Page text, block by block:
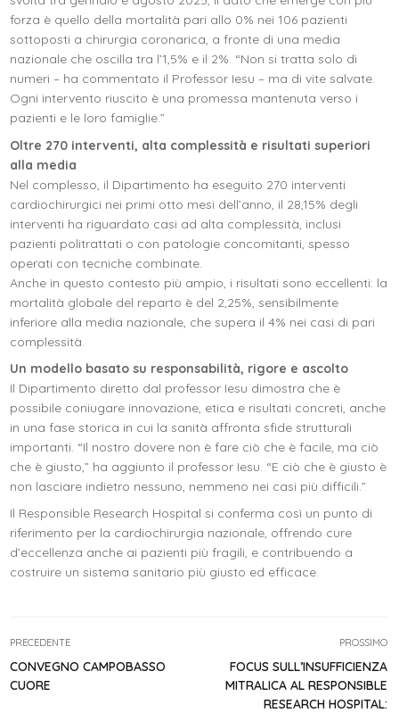
forza è quello della mortalità pari allo 0% nei 106 pazienti
sottoposti a chirurgia coronarica, a fronte di una media
nazionale che oscilla tra l’1,5% e il 2%. “Non si tratta solo di
numeri – ha commentato il Professor Iesu – ma di vite salvate.
Ogni intervento riuscito è una promessa mantenuta verso i
pazienti e le loro famiglie.”
Oltre 270 interventi, alta complessità e risultati superiori
alla media
Nel complesso, il Dipartimento ha eseguito 270 interventi
cardiochirurgici nei primi otto mesi dell’anno, il 28,15% degli
interventi ha riguardato casi ad alta complessità, inclusi
pazienti politrattati o con patologie concomitanti, spesso
operati con tecniche combinate.
Anche in questo contesto più ampio, i risultati sono eccellenti: la
mortalità globale del reparto è del 2,25%, sensibilmente
inferiore alla media nazionale, che supera il 4% nei casi di pari
complessità.
Un modello basato su responsabilità, rigore e ascolto
Il Dipartimento diretto dal professor Iesu dimostra che è
possibile coniugare innovazione, etica e risultati concreti, anche
in una fase storica in cui la sanità affronta sfide strutturali
importanti. “Il nostro dovere non è fare ciò che è facile, ma ciò
che è giusto,” ha aggiunto il professor Iesu. “E ciò che è giusto è
non lasciare indietro nessuno, nemmeno nei casi più difficili.”
Il Responsible Research Hospital si conferma così un punto di
riferimento per la cardiochirurgia nazionale, offrendo cure
d’eccellenza anche ai pazienti più fragili, e contribuendo a
costruire un sistema sanitario più giusto ed efficace.
PRECEDENTE
CONVEGNO CAMPOBASSO
CUORE
PROSSIMO
FOCUS SULL’INSUFFICIENZA
MITRALICA AL RESPONSIBLE
RESEARCH HOSPITAL: